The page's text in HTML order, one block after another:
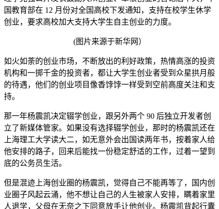
国教育部在 12 月份对全国高校下发通知，支持在校学生休学
创业，要求高校加大支持大学生自主创业的力度。
(图片来源于新华网）
如火如荼的创业市场，不断放出的利好政策，热情高涨的投资
机构和一掷千金的投资者，都让大学生创业者受到众星拱月般
的待遇，他们的创业项目像香饽饽一样受到空前高度关注和支
持。
那一年杨震凯决定辍学创业，跟另外两个 90 后独立开发者创
立了新媒体管家。如果没有选择辍学创业，那时的杨震凯还在
上海理工大学读大二，如无意外会出国读两年书，按着家人给
他安排的路子，回来后能找一份稳定舒适的工作，过着一望到
底的公务员生活。
但是混迹上海创业圈的杨震凯，觉得自己不能再等了，国内创
业圈子风起云涌，他不想让自己的人生被家人安排，瞒着家里
人退学，父母在无奈之下同意放手让他创业。杨震凯背起行囊